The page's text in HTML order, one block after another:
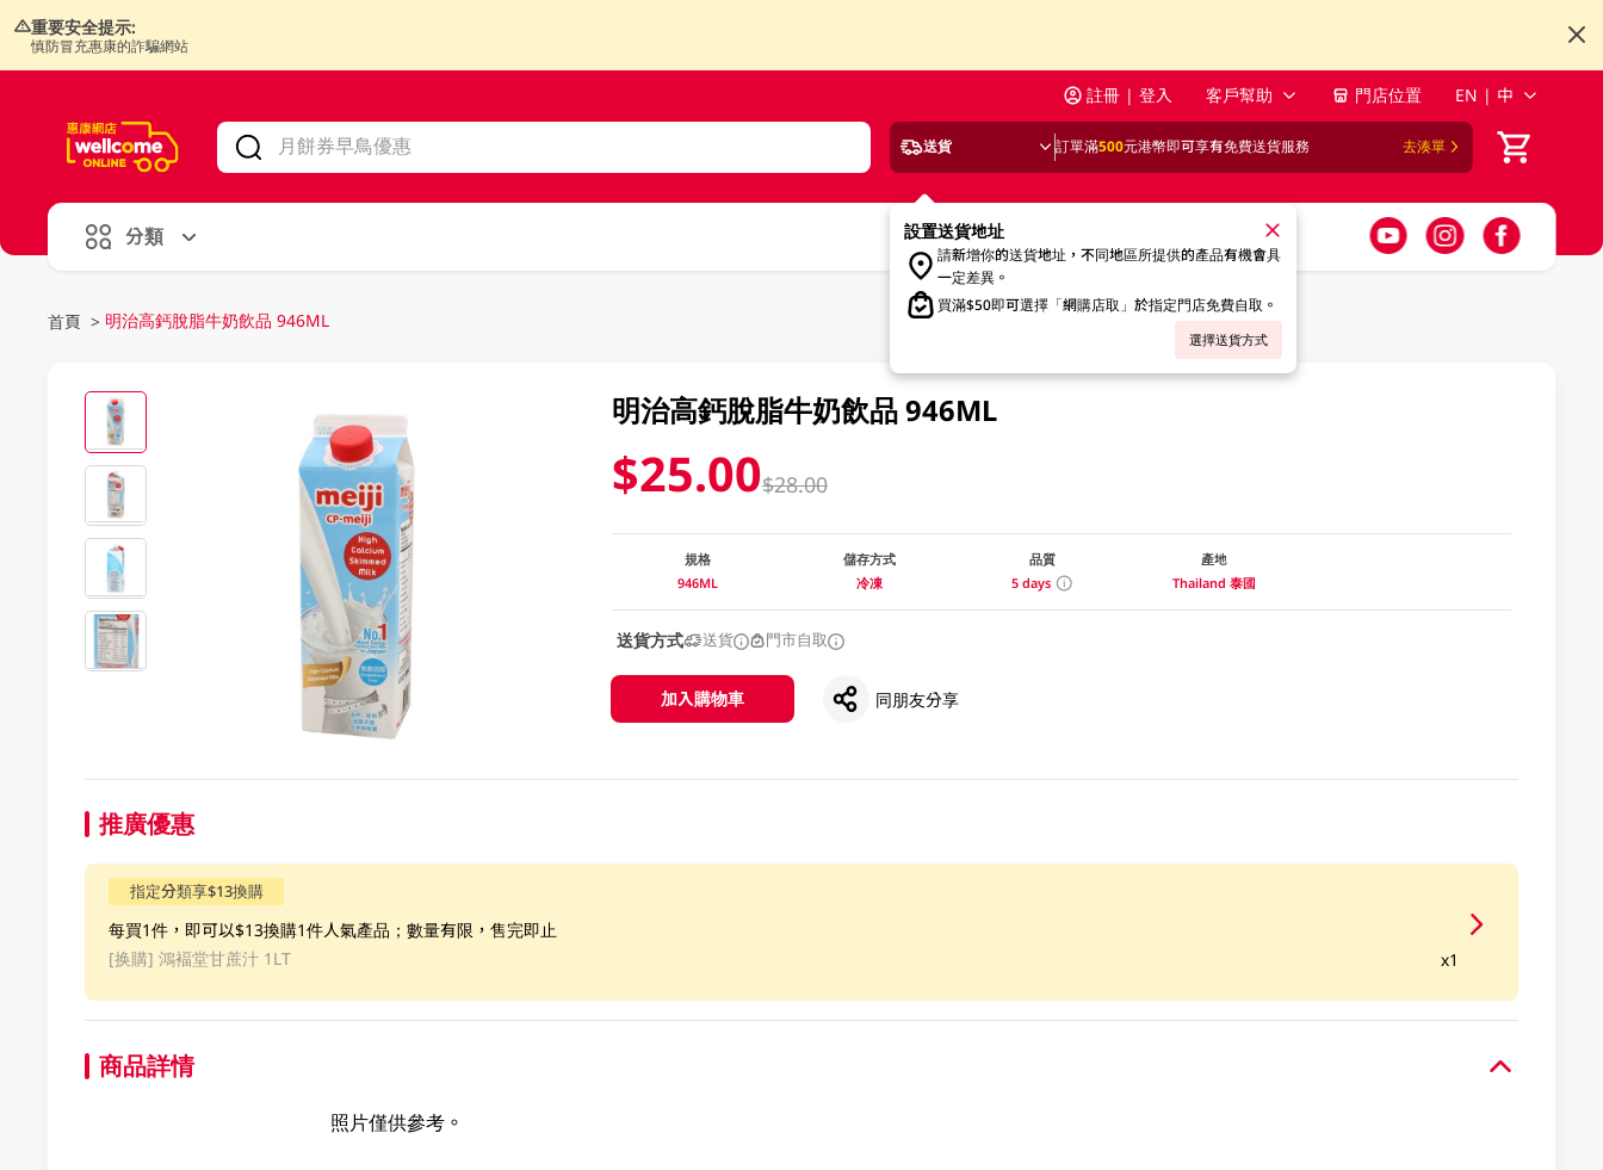
重要安全提示:
慎防冒充惠康的詐騙網站
註冊 | 登入 客戶幫助 門店位置 EN | 中
送貨 訂單滿500元港幣即可享有免費送貨服務 去湊單
設置送貨地址
請新增你的送貨地址，不同地區所提供的產品有機會具
一定差異。
買滿$50即可選擇「網購店取」於指定門店免費自取。
選擇送貨方式
分類
首頁 > 明治高鈣脫脂牛奶飲品 946ML
明治高鈣脫脂牛奶飲品 946ML
$25.00$28.00
規格
946ML
儲存方式
冷凍
品質
5 days
產地
Thailand 泰國
送貨方式 送貨 門市自取
加入購物車 同朋友分享
推廣優惠
指定分類享$13換購
每買1件，即可以$13換購1件人氣產品；數量有限，售完即止
[换購] 鴻褔堂甘蔗汁 1LT x1
商品詳情
照片僅供參考。